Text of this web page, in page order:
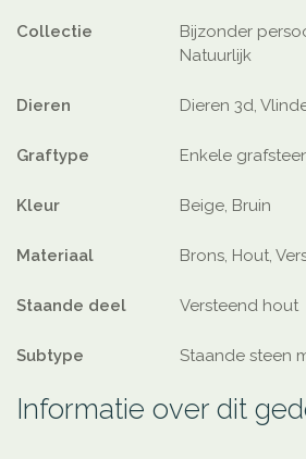
Collectie
Bijzonder
Natuurlijk
Dieren Dieren 3d,
Graftype Enkele
Kleur Beige, Bruin
Materiaal Brons, Hout,
Staande deel Versteend hout
Subtype Staande steen
Informatie over dit